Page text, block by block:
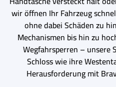
wir öffnen Ihr Fahrzeug
ohne dabei Schäden zu
Mechanismen bis hin zu
Wegfahrsperren – unsere
Schloss wie ihre
Herausforderung mit